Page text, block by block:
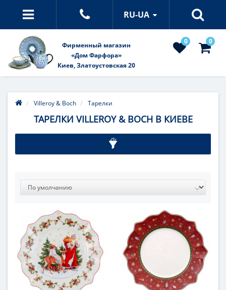
RU-UA
Фирменный магазин
«Дом Фарфора»
Киев, Златоустовская 20
0 0
Villeroy & Boch Тарелки
ТАРЕЛКИ VILLEROY & BOCH В КИЕВЕ